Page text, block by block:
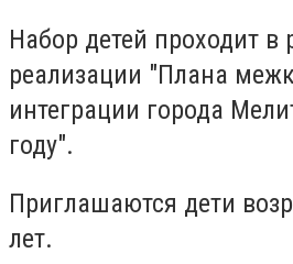
Набор детей проходит в
реализации "Плана
интеграции города
году".
Приглашаются дети
лет.